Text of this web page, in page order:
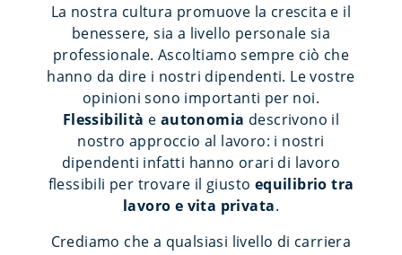
La nostra cultura promuove la crescita e il
benessere, sia a livello personale sia
professionale. Ascoltiamo sempre ciò che
hanno da dire i nostri dipendenti. Le vostre
opinioni sono importanti per noi.
Flessibilità e autonomia descrivono il
nostro approccio al lavoro: i nostri
dipendenti infatti hanno orari di lavoro
flessibili per trovare il giusto equilibrio tra
lavoro e vita privata.
Crediamo che a qualsiasi livello di carriera